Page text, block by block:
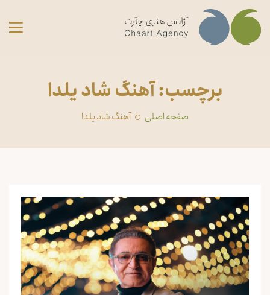
برچسب: آهنگ شاد یلدا
صفحه اصلی آهنگ شاد یلدا